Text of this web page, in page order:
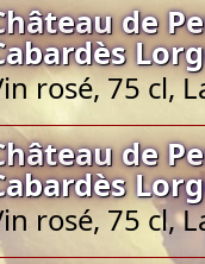
de
rosé, 75 cl,
de
rosé, 75 cl,